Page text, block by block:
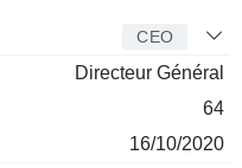
CEO
Directeur Général
64
16/10/2020